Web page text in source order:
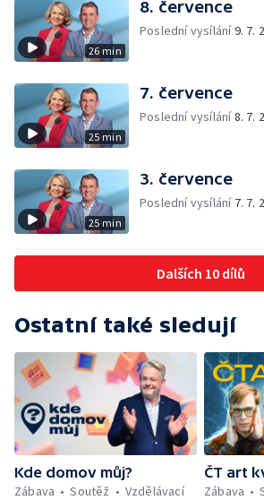
26 min
8. července
Poslední vysílání9. 7.
25 min
7. července
Poslední vysílání8. 7.
25 min
3. července
Poslední vysílání 7. 7.
Dalších 10 dílů
Ostatní také sledují
Kde domov můj?
Zábava
Soutěž Vzdělávací
ČT art
Zábava